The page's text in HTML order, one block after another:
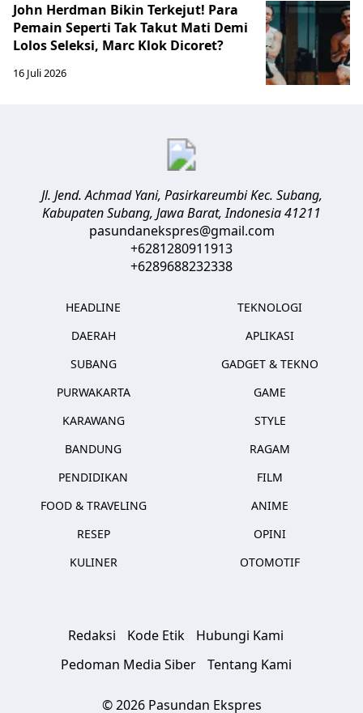
John Herdman Bikin Terkejut! Para
Pemain Seperti Tak Takut Mati Demi
Lolos Seleksi, Marc Klok Dicoret?
16 Juli 2026
Jl. Jend. Achmad Yani, Pasirkareumbi Kec. Subang,
Kabupaten Subang, Jawa Barat,Indonesia41211
pasundanekspres@gmail.com
+6281280911913
+6289688232338
HEADLINE
DAERAH
SUBANG
PURWAKARTA
KARAWANG
BANDUNG
PENDIDIKAN
FOOD & TRAVELING
RESEP
KULINER
TEKNOLOGI
APLIKASI
GADGET & TEKNO
GAME
STYLE
RAGAM
FILM
ANIME
OPINI
OTOMOTIF
Redaksi Kode Etik
Hubungi Kami
Pedoman Media Siber
Tentang Kami
© 2026 Pasundan Ekspres